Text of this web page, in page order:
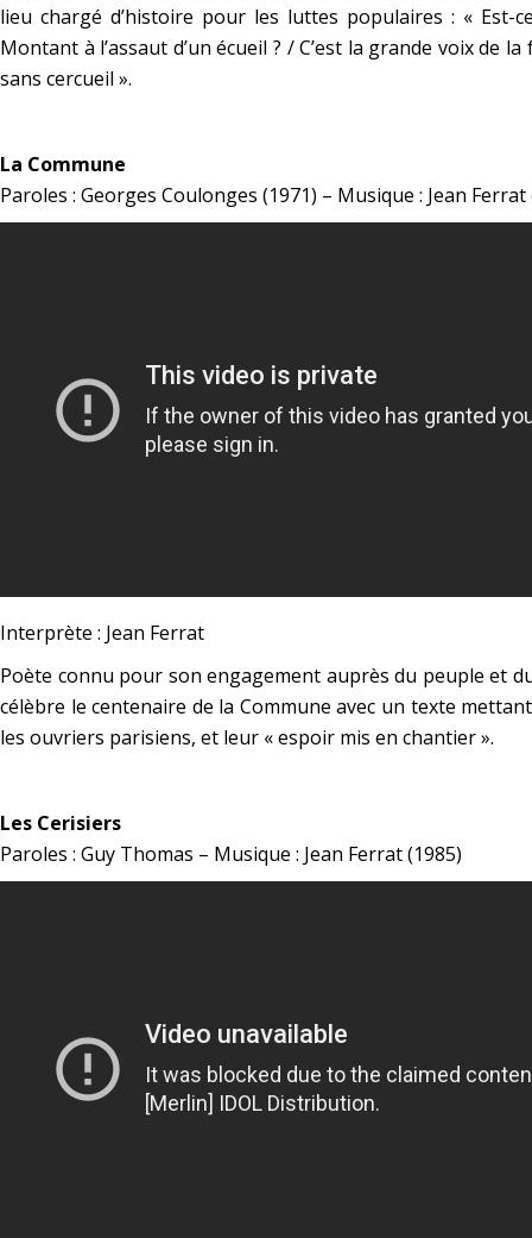
lieu chargé d’histoire pour les luttes populaires : « Est-
Montant à l’assaut d’un écueil ? / C’est la grande voix de
sans cercueil ».
La Commune
Paroles : Georges Coulonges (1971) – Musique : Jean Ferrat
Interprète : Jean Ferrat
Poète connu pour son engagement auprès du peuple et
célèbre le centenaire de la Commune avec un texte
les ouvriers parisiens, et leur « espoir mis en chantier ».
Les Cerisiers
Paroles : Guy Thomas – Musique : Jean Ferrat (1985)